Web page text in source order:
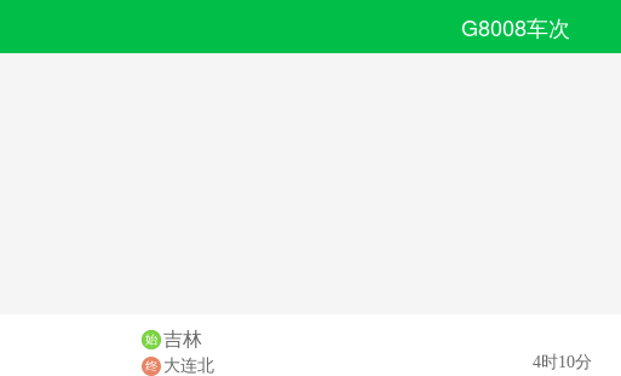
G8008车次
吉林
大连北 4时10分